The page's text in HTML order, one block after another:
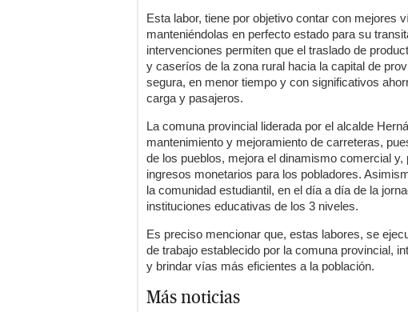
Esta labor, tiene por objetivo contar con mejores
manteniéndolas en perfecto estado para su
intervenciones permiten que el traslado de
y caseríos de la zona rural hacia la capital de
segura, en menor tiempo y con significativos
carga y pasajeros.
La comuna provincial liderada por el alcalde
mantenimiento y mejoramiento de carreteras,
de los pueblos, mejora el dinamismo comercial y,
ingresos monetarios para los pobladores.
la comunidad estudiantil, en el día a día de la
instituciones educativas de los 3 niveles.
Es preciso mencionar que, estas labores, se
de trabajo establecido por la comuna provincial,
y brindar vías más eficientes a la población.
Más noticias